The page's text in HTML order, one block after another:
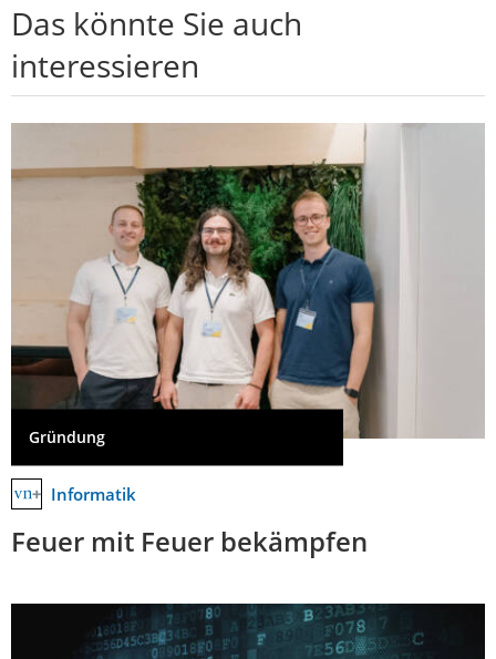
Das könnte Sie auch
interessieren
Gründung
Informatik
Feuer mit Feuer bekämpfen